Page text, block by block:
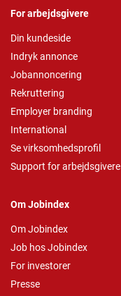
For arbejdsgivere
Din kundeside
Indryk annonce
Jobannoncering
Rekruttering
Employer branding
International
Se virksomhedsprofil
Support for arbejdsgivere
Om Jobindex
Om Jobindex
Job hos Jobindex
For investorer
Presse